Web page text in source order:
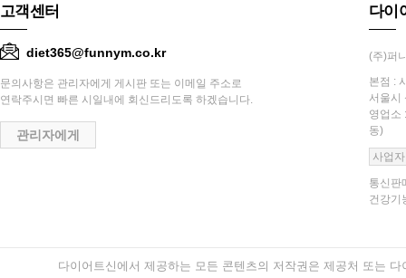
고객센터
diet365@funnym.co.kr
문의사항은 관리자에게 게시판 또는 이메일 주소로
연락주시면 빠른 시일내에 회신드리도록 하겠습니다.
관리자에게
다이
(주)퍼
본점 :
서울시
영업소
동)
사업
통신판
건강기
다이어트신에서 제공하는 모든 콘텐츠의 저작권은 제공처 또는